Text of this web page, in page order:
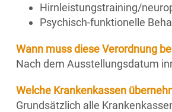
Hirnleistungstraining/
Psychisch-funktionelle
Wann muss diese Verordnung
Nach dem Ausstellungsdatum
Welche Krankenkassen
Grundsätzlich alle